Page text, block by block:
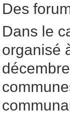
Des
Dans le
organisé